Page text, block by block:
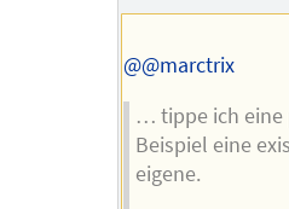
@@marctrix
… tippe ich eine
Beispiel eine
eigene.